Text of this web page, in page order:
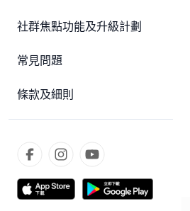
社群焦點功能及升級計劃
常見問題
條款及細則